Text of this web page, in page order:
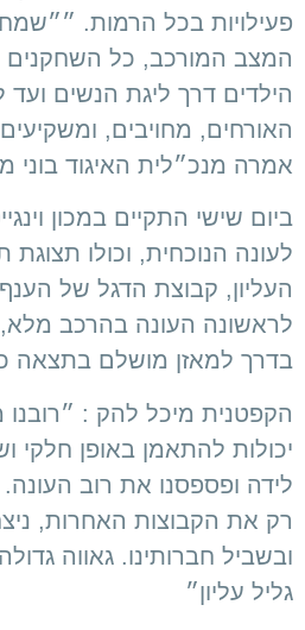
פעילויות בכל הרמות.
המצב המורכב, כל השחקנים
הילדים דרך ליגת הנשים
האורחים, מחויבים,
אמרה מנכ״לית האיגוד בוני
ביום שישי התקיים במכון
לעונה הנוכחית, וכולו
העליון, קבוצת הדגל של
לראשונה העונה בהרכב
בדרך למאזן מושלם בתצאה
הקפטנית מיכל להק : ״רובנו
יכולות להתאמן באופן חלקי
לידה ופספסנו את רוב
רק את הקבוצות האחרות,
ובשביל חברותינו. גאווה
גליל עליון״